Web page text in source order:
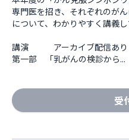
専門医を招き、それぞれのが
について、わかりやすく講義し
講演　　　アーカイブ配信あり
第一部　「乳がんの検診から...
受